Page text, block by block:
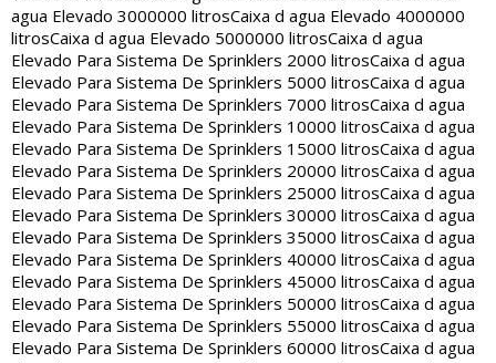
agua Elevado 3000000 litrosCaixa d agua Elevado 4000000
litrosCaixa d agua Elevado 5000000 litrosCaixa d agua
Elevado Para Sistema De Sprinklers 2000 litrosCaixa d agua
Elevado Para Sistema De Sprinklers 5000 litrosCaixa d agua
Elevado Para Sistema De Sprinklers 7000 litrosCaixa d agua
Elevado Para Sistema De Sprinklers 10000 litrosCaixa d agua
Elevado Para Sistema De Sprinklers 15000 litrosCaixa d agua
Elevado Para Sistema De Sprinklers 20000 litrosCaixa d agua
Elevado Para Sistema De Sprinklers 25000 litrosCaixa d agua
Elevado Para Sistema De Sprinklers 30000 litrosCaixa d agua
Elevado Para Sistema De Sprinklers 35000 litrosCaixa d agua
Elevado Para Sistema De Sprinklers 40000 litrosCaixa d agua
Elevado Para Sistema De Sprinklers 45000 litrosCaixa d agua
Elevado Para Sistema De Sprinklers 50000 litrosCaixa d agua
Elevado Para Sistema De Sprinklers 55000 litrosCaixa d agua
Elevado Para Sistema De Sprinklers 60000 litrosCaixa d agua